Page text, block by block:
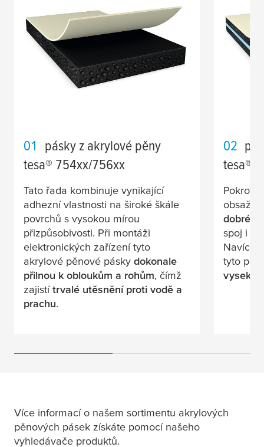
01
pásky z akrylové pěny
tesa® 754xx/756xx
Tato řada kombinuje vynikající
adhezní vlastnosti na široké škále
povrchů s vysokou mírou
přizpůsobivosti. Při montáži
elektronických zařízení tyto
akrylové pěnové pásky dokonale
přilnou k obloukům a rohům, čímž
zajistítrvalé utěsnění proti vodě a
prachu.
02
tesa®
dobré
spoj i
Navíc
tyto
Více informací o našem sortimentu akrylových
pěnových pásek získáte pomocí našeho
vyhledávače produktů.